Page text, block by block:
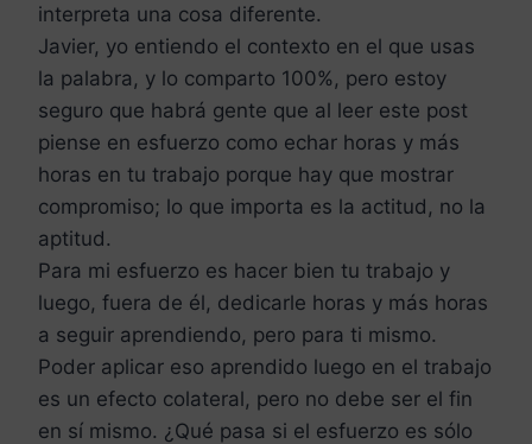
interpreta una cosa diferente.
Javier, yo entiendo el contexto en el que usas
la palabra, y lo comparto 100%, pero estoy
seguro que habrá gente que al leer este post
piense en esfuerzo como echar horas y más
horas en tu trabajo porque hay que mostrar
compromiso; lo que importa es la actitud, no la
aptitud.
Para mi esfuerzo es hacer bien tu trabajo y
luego, fuera de él, dedicarle horas y más horas
a seguir aprendiendo, pero para ti mismo.
Poder aplicar eso aprendido luego en el trabajo
es un efecto colateral, pero no debe ser el fin
en sí mismo. ¿Qué pasa si el esfuerzo es sólo